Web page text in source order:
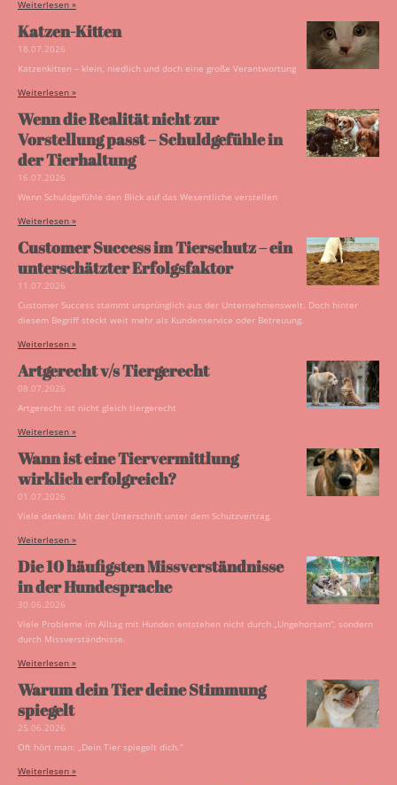
Weiterlesen »
Katzen-Kitten
18.07.2026
Katzenkitten – klein, niedlich und doch eine große Verantwortung
Weiterlesen »
Wenn die Realität nicht zur
Vorstellung passt – Schuldgefühle in
der Tierhaltung
16.07.2026
Wenn Schuldgefühle den Blick auf das Wesentliche verstellen
Weiterlesen »
Customer Success im Tierschutz – ein
unterschätzter Erfolgsfaktor
11.07.2026
Customer Success stammt ursprünglich aus der Unternehmenswelt. Doch hinter
diesem Begriff steckt weit mehr als Kundenservice oder Betreuung.
Weiterlesen »
Artgerecht v/s Tiergerecht
08.07.2026
Artgerecht ist nicht gleich tiergerecht
Weiterlesen »
Wann ist eine Tiervermittlung
wirklich erfolgreich?
01.07.2026
Viele denken: Mit der Unterschrift unter dem Schutzvertrag.
Weiterlesen »
Die 10 häufigsten Missverständnisse
in der Hundesprache
30.06.2026
Viele Probleme im Alltag mit Hunden entstehen nicht durch „Ungehorsam“, sondern
durch Missverständnisse.
Weiterlesen »
Warum dein Tier deine Stimmung
spiegelt
25.06.2026
Oft hört man: „Dein Tier spiegelt dich.“
Weiterlesen »